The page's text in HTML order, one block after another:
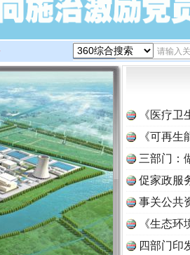
《医疗
《可再
三部门：
促家政服
事关公共
《生态
读
四部门印